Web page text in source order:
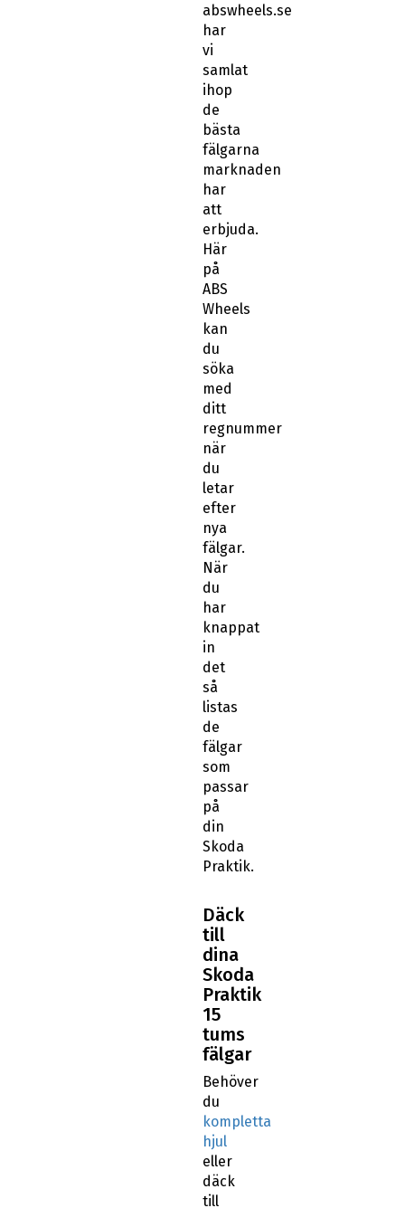
abswheels.se
har
vi
samlat
ihop
de
bästa
fälgarna
marknaden
har
att
erbjuda.
Här
på
ABS
Wheels
kan
du
söka
med
ditt
regnummer
när
du
letar
efter
nya
fälgar.
När
du
har
knappat
in
det
så
listas
de
fälgar
som
passar
på
din
Skoda
Praktik.
Däck
till
dina
Skoda
Praktik
15
tums
fälgar
Behöver
du
kompletta
hjul
eller
däck
till